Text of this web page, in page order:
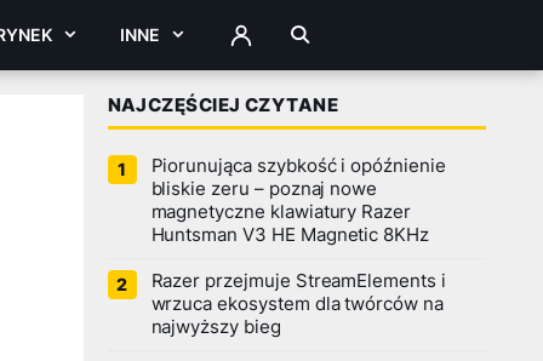
INNE ZALOGUJ
NAJCZĘŚCIEJ CZYTANE
Piorunująca szybkość i opóźnienie
bliskie zeru – poznaj nowe
magnetyczne klawiatury Razer
Huntsman V3 HE Magnetic 8KHz
Razer przejmuje StreamElements i
wrzuca ekosystem dla twórców na
najwyższy bieg